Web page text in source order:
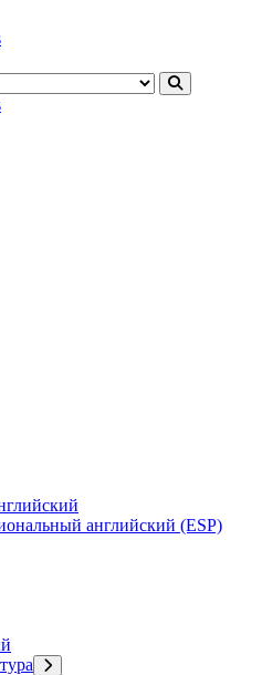
книги, учебники на
английский (ESP)